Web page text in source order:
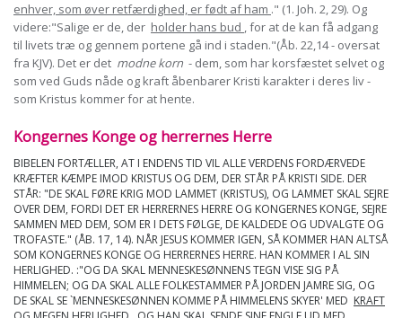
enhver, som øver retfærdighed, er født af ham ." (1. Joh. 2, 29). Og
videre:"Salige er de, der holder hans bud , for at de kan få adgang
til livets træ og gennem portene gå ind i staden."(Åb. 22,14 - oversat
fra KJV). Det er det modne korn - dem, som har korsfæstet selvet og
som ved Guds nåde og kraft åbenbarer Kristi karakter i deres liv -
som Kristus kommer for at hente.
Kongernes Konge og herrernes Herre
BIBELEN FORTÆLLER, AT I ENDENS TID VIL ALLE VERDENS FORDÆRVEDE
KRÆFTER KÆMPE IMOD KRISTUS OG DEM, DER STÅR PÅ KRISTI SIDE. DER
STÅR: "DE SKAL FØRE KRIG MOD LAMMET (KRISTUS), OG LAMMET SKAL SEJRE
OVER DEM, FORDI DET ER HERRERNES HERRE OG KONGERNES KONGE, SEJRE
SAMMEN MED DEM, SOM ER I DETS FØLGE, DE KALDEDE OG UDVALGTE OG
TROFASTE." (ÅB. 17, 14). NÅR JESUS KOMMER IGEN, SÅ KOMMER HAN ALTSÅ
SOM KONGERNES KONGE OG HERRERNES HERRE. HAN KOMMER I AL SIN
HERLIGHED. :"OG DA SKAL MENNESKESØNNENS TEGN VISE SIG PÅ
HIMMELEN; OG DA SKAL ALLE FOLKESTAMMER PÅ JORDEN JAMRE SIG, OG
DE SKAL SE `MENNESKESØNNEN KOMME PÅ HIMMELENS SKYER' MED KRAFT